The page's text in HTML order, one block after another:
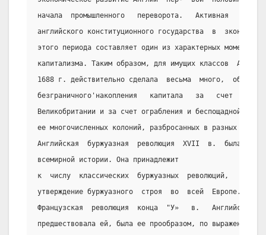
начала  промышленного   переворота.   Активная   и
английского конституционного государства  в
этого периода составляет один из характерных моментов
капитализма. Таким образом, для имущих классов  Англии
1688 г. действительно сделала  весьма  много,
безграничного'накопления   капитала   за   счет
Великобритании и за счет ограбления и беспощадной
ее многочисленных колоний, разбросанных в разных
Английская  буржуазная  революция  XVII  в.  была
всемирной истории. Она принадлежит
к  числу  классических  буржуазных  революций,
утверждение буржуазного  строя  во  всей  Европе.
Французская  революция  конца  "У»   в.   Английская
предшествовала ей, была ее прообразом, по выражению